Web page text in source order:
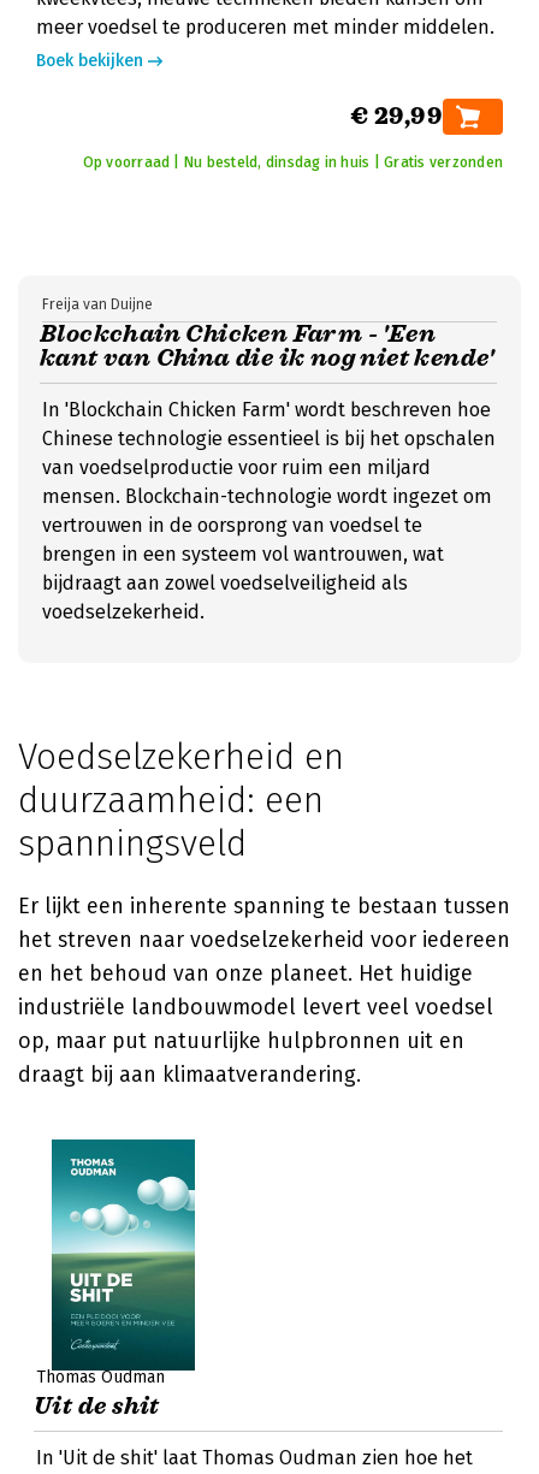
meer voedsel te produceren met minder middelen.
Boek bekijken
€ 29,99
Op voorraad | Nu besteld, dinsdag in huis | Gratis verzonden
Blockchain Chicken Farm - 'Een
kant van China die ik nog niet kende'
Freija van Duijne
In 'Blockchain Chicken Farm' wordt beschreven hoe
Chinese technologie essentieel is bij het opschalen
van voedselproductie voor ruim een miljard
mensen. Blockchain-technologie wordt ingezet om
vertrouwen in de oorsprong van voedsel te
brengen in een systeem vol wantrouwen, wat
bijdraagt aan zowel voedselveiligheid als
voedselzekerheid.
Voedselzekerheid en
duurzaamheid: een
spanningsveld
Er lijkt een inherente spanning te bestaan tussen
het streven naar voedselzekerheid voor iedereen
en het behoud van onze planeet. Het huidige
industriële landbouwmodel levert veel voedsel
op, maar put natuurlijke hulpbronnen uit en
draagt bij aan klimaatverandering.
Thomas Oudman
Uit de shit
In 'Uit de shit' laat Thomas Oudman zien hoe het